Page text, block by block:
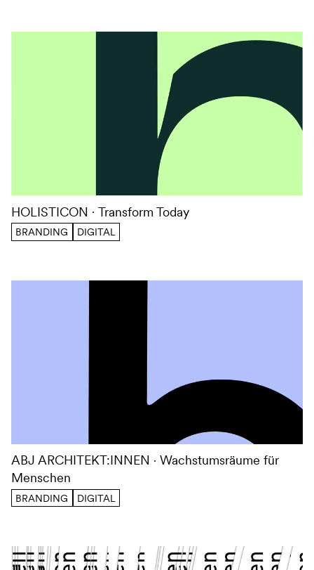
HOLISTICON Transform Today
BRANDING DIGITAL
ABJ ARCHITEKT:INNEN
Wachstumsräume für
Menschen
BRANDING DIGITAL